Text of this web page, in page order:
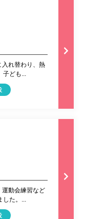
れ替わり、熱
子ども...
動会練習など
した。...